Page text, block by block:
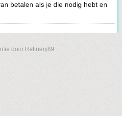
betalen als je die nodig hebt en
door Refinery89